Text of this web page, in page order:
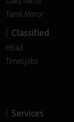
Tamil Mirror
Classified
Hitad
Timesjobs
Services